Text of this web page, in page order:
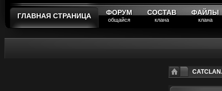
ГЛАВНАЯ СТРАНИЦА ФОРУМ
общайся
СОСТАВ
клана
ФАЙЛЫ
клана